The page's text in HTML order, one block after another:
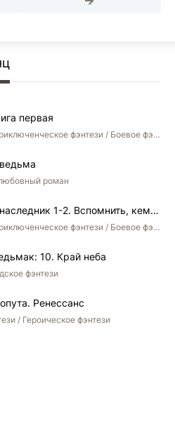
первая
Попаданцы / Приключенческое фэнтези / Боевое фэнтези
роман
Незаконный наследник 1-2. Вспомнить, кем был. Стать собой. Остаться собой
Попаданцы / Приключенческое фэнтези / Боевое фэнтези / Юмористическое фэнтези
10. Край неба
фэнтези
Ренессанс
/ Героическое фэнтези